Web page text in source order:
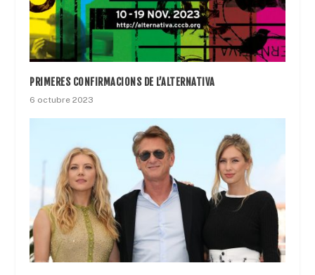
PRIMERES CONFIRMACIONS DE L’ALTERNATIVA
6 octubre 2023